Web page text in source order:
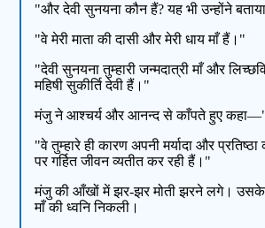
"और देवी सुनयना कौन हैं? यह भी उन्होंने
"वे मेरी माता की दासी और मेरी धाय माँ हैं।"
"देवी सुनयना तुम्हारी जन्मदात्री माँ और
महिषी सुकीर्ति देवी हैं।"
मंजु ने आश्चर्य और आनन्द से काँपते हुए
"वे तुम्हारे ही कारण अपनी मर्यादा और
पर गर्हित जीवन व्यतीत कर रही हैं।"
मंजु की आँखों में झर-झर मोती झरने लगे। उसके
माँ की ध्वनि निकली।